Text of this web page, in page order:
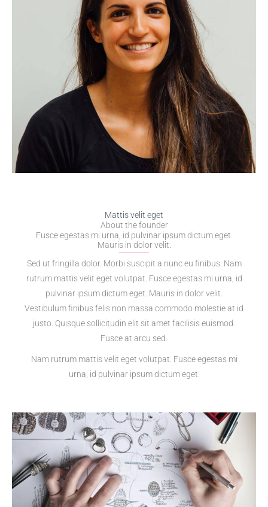
Mattis velit eget
About the founder
Fusce egestas mi urna, id pulvinar ipsum dictum eget.
Mauris in dolor velit.
Sed ut fringilla dolor. Morbi suscipit a nunc eu finibus. Nam
rutrum mattis velit eget volutpat. Fusce egestas mi urna, id
pulvinar ipsum dictum eget. Mauris in dolor velit.
Vestibulum finibus felis non massa commodo molestie at id
justo. Quisque sollicitudin elit sit amet facilisis euismod.
Fusce at arcu sed.
Nam rutrum mattis velit eget volutpat. Fusce egestas mi
urna, id pulvinar ipsum dictum eget.